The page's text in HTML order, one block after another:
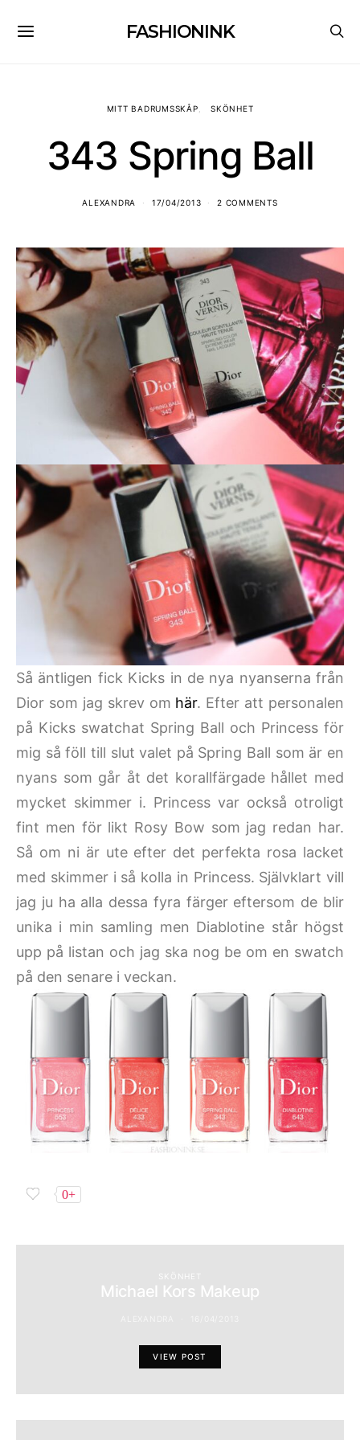
FASHIONINK
MITT BADRUMSSKÅP SKÖNHET
343 Spring Ball
ALEXANDRA 17/04/2013 2 COMMENTS
Så äntligen fick Kicks in de nya nyanserna från
Dior som jag skrev om här. Efter att personalen
på Kicks swatchat Spring Ball och Princess för
mig så föll till slut valet på Spring Ball som är en
nyans som går åt det korallfärgade hållet med
mycket skimmer i. Princess var också otroligt
fint men för likt Rosy Bow som jag redan har.
Så om ni är ute efter det perfekta rosa lacket
med skimmer i så kolla in Princess. Självklart vill
jag ju ha alla dessa fyra färger eftersom de blir
unika i min samling men Diablotine står högst
upp på listan och jag ska nog be om en swatch
på den senare i veckan.
0+
SKÖNHET
Michael Kors Makeup
VIEW POST